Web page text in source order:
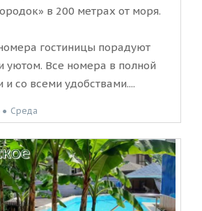
в 200 метрах от моря.
гостиницы порадуют
уютом. Все номера в полной
и со всеми удобствами....
● Среда